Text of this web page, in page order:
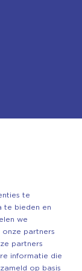
te
te bieden en
we
partners
partners
informatie die
op basis